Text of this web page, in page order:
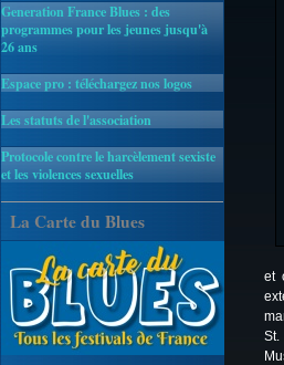
et
Generation France Blues : des
programmes pour les jeunes jusqu'à
26 ans
Espace pro : téléchargez nos logos
Les statuts de l'association
Protocole contre le harcèlement sexiste
et les violences sexuelles
La Carte du Blues